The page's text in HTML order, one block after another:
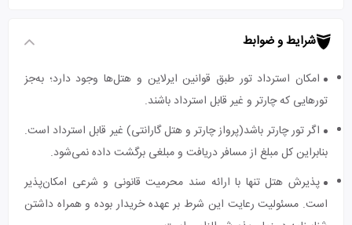
شرایط و ضوابط
امکان استرداد تور طبق قوانین ایرلاین و هتل‌ها وجود دارد؛ به‌جز
تورهایی که چارتر و غیر قابل استرداد باشند.
اگر تور چارتر باشد(پرواز چارتر و هتل گارانتی) غیر قابل استرداد است.
بنابراین کل مبلغ از مسافر دریافت و مبلغی برگشت داده نمی‌شود.
پذیرش هتل تنها با ارائه سند محرمیت قانونی و شرعی امکان‌پذیر
است. مسئولیت رعایت این شرط بر عهده خریدار بوده و همراه داشتن